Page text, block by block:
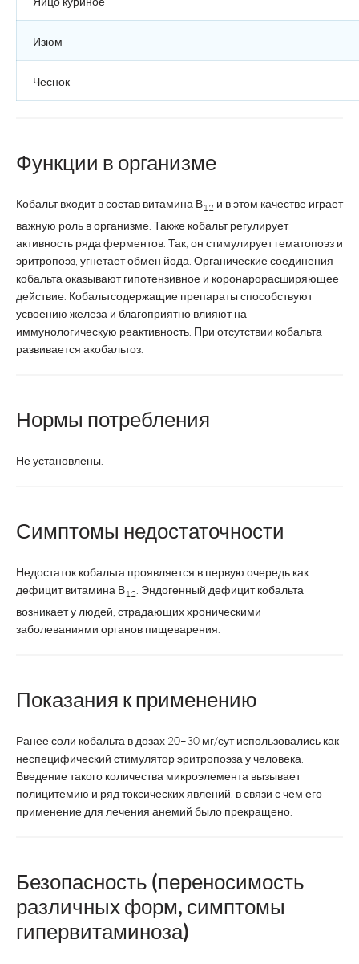
Изюм
Чеснок
Функции в организме
Кобальт входит в состав витамина В12 и в этом качестве играет
важную роль в организме. Также кобальт регулирует
активность ряда ферментов. Так, он стимулирует гематопоэз и
эритропоэз, угнетает обмен йода. Органические соединения
кобальта оказывают гипотензивное и коронарорасширяющее
действие. Кобальтсодержащие препараты способствуют
усвоению железа и благоприятно влияют на
иммунологическую реактивность. При отсутствии кобальта
развивается акобальтоз.
Нормы потребления
Не установлены.
Симптомы недостаточности
Недостаток кобальта проявляется в первую очередь как
дефицит витамина В12 . Эндогенный дефицит кобальта
возникает у людей, страдающих хроническими
заболеваниями органов пищеварения.
Показания к применению
Ранее соли кобальта в дозах 20–30 мг/сут использовались как
неспецифический стимулятор эритропоэза у человека.
Введение такого количества микроэлемента вызывает
полицитемию и ряд токсических явлений, в связи с чем его
применение для лечения анемий было прекращено.
Безопасность (переносимость
различных форм, симптомы
гипервитаминоза)